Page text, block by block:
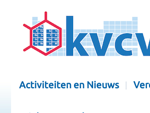
Activiteiten en Nieuws